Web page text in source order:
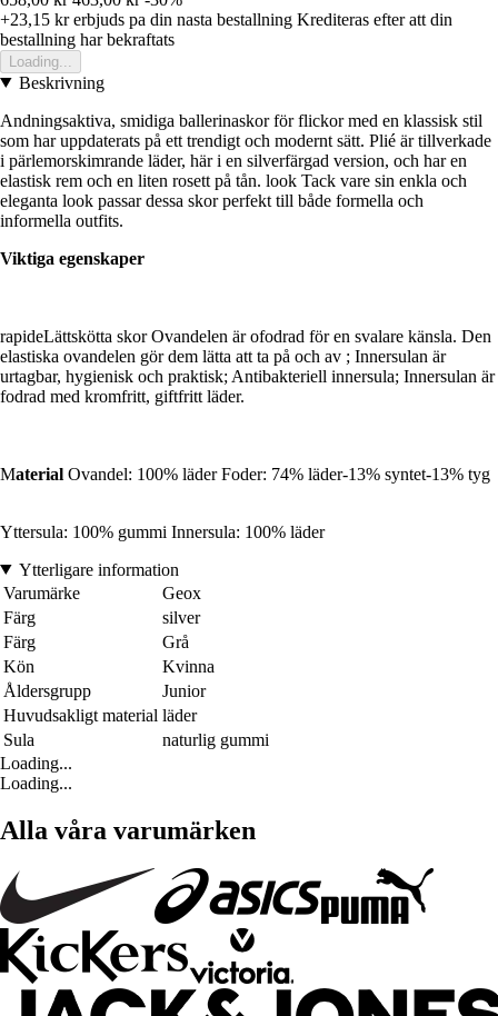
+23,15 krerbjuds pa din nasta bestallning Krediteras efter att din
bestallning har bekraftats
Loading...
Beskrivning
Andningsaktiva, smidiga ballerinaskor för flickor med en klassisk stil
som har uppdaterats på ett trendigt och modernt sätt. Plié är tillverkade
i pärlemorskimrande läder, här i en silverfärgad version, och har en
elastisk rem och en liten rosett på tån. look Tack vare sin enkla och
eleganta look passar dessa skor perfekt till både formella och
informella outfits.
Viktiga egenskaper
rapideLättskötta skor Ovandelen är ofodrad för en svalare känsla. Den
elastiska ovandelen gör dem lätta att ta på och av ; Innersulan är
urtagbar, hygienisk och praktisk; Antibakteriell innersula; Innersulan är
fodrad med kromfritt, giftfritt läder.
Material Ovandel: 100% läder Foder: 74% läder-13% syntet-13% tyg
Yttersula: 100% gummi Innersula: 100% läder
Ytterligare information
Varumärke
Geox
Färg
silver
Färg
Grå
Kön
Kvinna
Åldersgrupp
Junior
Huvudsakligt material läder
Sula
naturlig gummi
Loading...
Loading...
Alla våra varumärken